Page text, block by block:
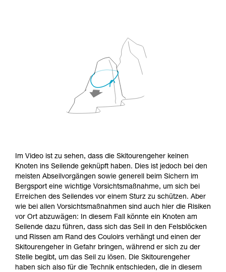
Im Video ist zu sehen, dass die Skitourengeher keinen
Knoten ins Seilende geknüpft haben. Dies ist jedoch bei den
meisten Abseilvorgängen sowie generell beim Sichern im
Bergsport eine wichtige Vorsichtsmaßnahme, um sich bei
Erreichen des Seilendes vor einem Sturz zu schützen. Aber
wie bei allen Vorsichtsmaßnahmen sind auch hier die Risiken
vor Ort abzuwägen: In diesem Fall könnte ein Knoten am
Seilende dazu führen, dass sich das Seil in den Felsblöcken
und Rissen am Rand des Couloirs verhängt und einen der
Skitourengeher in Gefahr bringen, während er sich zu der
Stelle begibt, um das Seil zu lösen. Die Skitourengeher
haben sich also für die Technik entschieden, die in diesem